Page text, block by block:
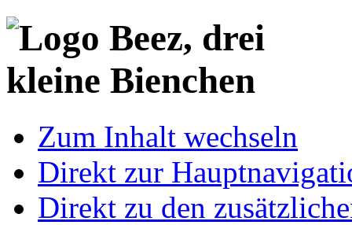
Zum Inhalt wechseln
Direkt zur
Direkt zu den